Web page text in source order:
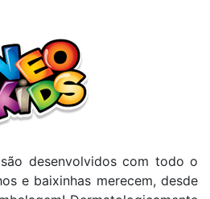
desenvolvidos com todo o
e baixinhas merecem, desde